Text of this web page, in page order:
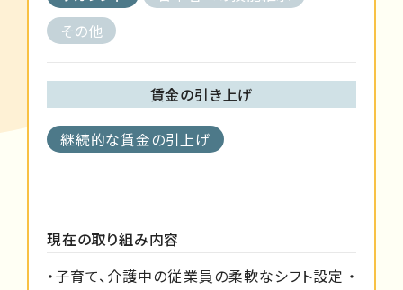
その他
賃金の引き上げ
継続的な賃金の引上げ
現在の取り組み内容
・子育て、介護中の従業員の柔軟なシフト設定 ・